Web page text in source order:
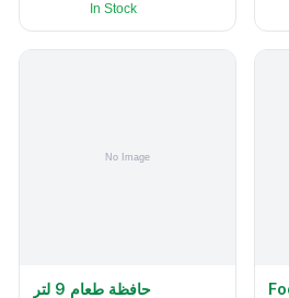
In Stock
حافظة طعام 9 لتر